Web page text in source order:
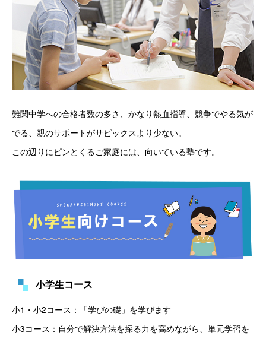
難関中学への合格者数の多さ、かなり熱血指導、競争でやる気が
でる、親のサポートがサピックスより少ない。
この辺りにピンとくるご家庭には、向いている塾です。
小学生コース
小1・小2コース：「学びの礎」を学びます
小3コース：自分で解決方法を探る力を高めながら、単元学習を